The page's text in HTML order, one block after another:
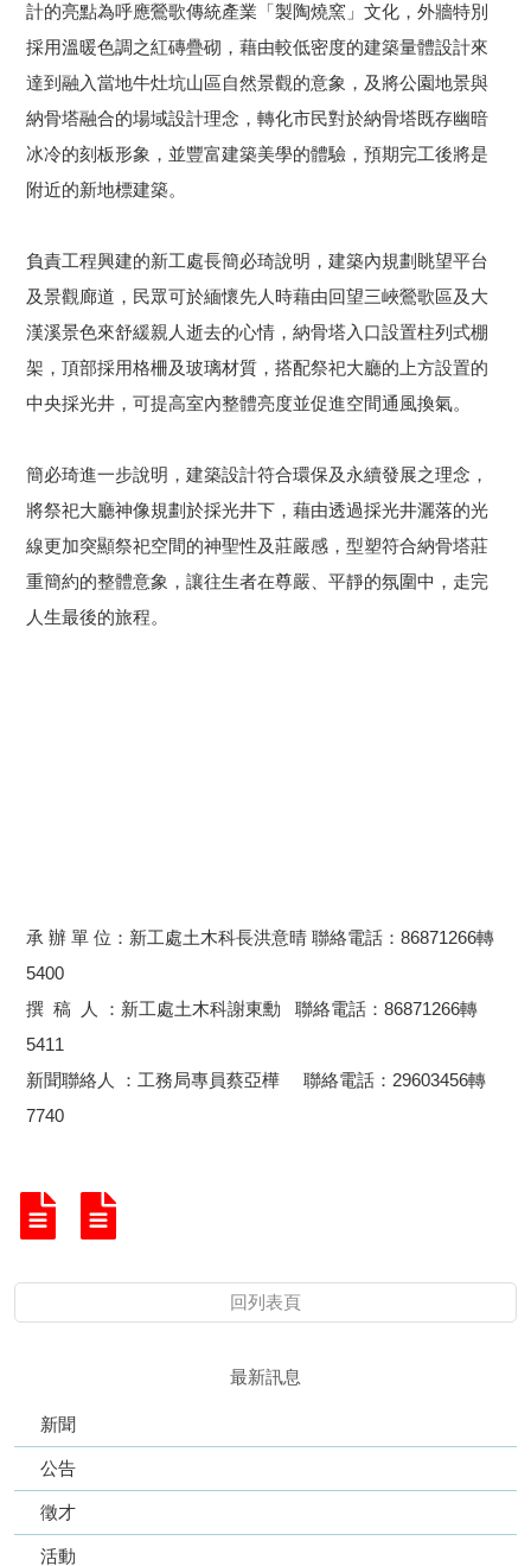
計的亮點為呼應鶯歌傳統產業「製陶燒窯」文化，外牆特別
採用溫暖色調之紅磚疊砌，藉由較低密度的建築量體設計來
達到融入當地牛灶坑山區自然景觀的意象，及將公園地景與
納骨塔融合的場域設計理念，轉化市民對於納骨塔既存幽暗
冰冷的刻板形象，並豐富建築美學的體驗，預期完工後將是
附近的新地標建築。
負責工程興建的新工處長簡必琦說明，建築內規劃眺望平台
及景觀廊道， 民眾可於緬懷先人時藉由回望三峽鶯歌區及大
漢溪景色來舒緩親人逝去的心情 ，納骨塔入口設置柱列式棚
架，頂部採用格柵及玻璃材質，搭配祭祀大廳的上方設置的
中央採光井，可提高室內整體亮度並促進空間通風換氣。
簡必琦進一步說明，建築設計符合環保及永續發展之理念，
將祭祀大廳神像規劃於採光井下，藉由透過採光井灑落的光
線更加突顯祭祀空間的神聖性及莊嚴感，型塑符合納骨塔莊
重簡約的整體意象，讓往生者在尊嚴、平靜的氛圍中，走完
人生最後的旅程。
承 辦 單 位：新工處土木科長洪意晴 聯絡電話：86871266轉
5400
撰 稿 人 ：新工處土木科謝東勳 聯絡電話：86871266轉
5411
新聞聯絡人 ：工務局專員蔡亞樺 聯絡電話：29603456轉
7740
回列表頁
最新訊息
新聞
公告
徵才
活動